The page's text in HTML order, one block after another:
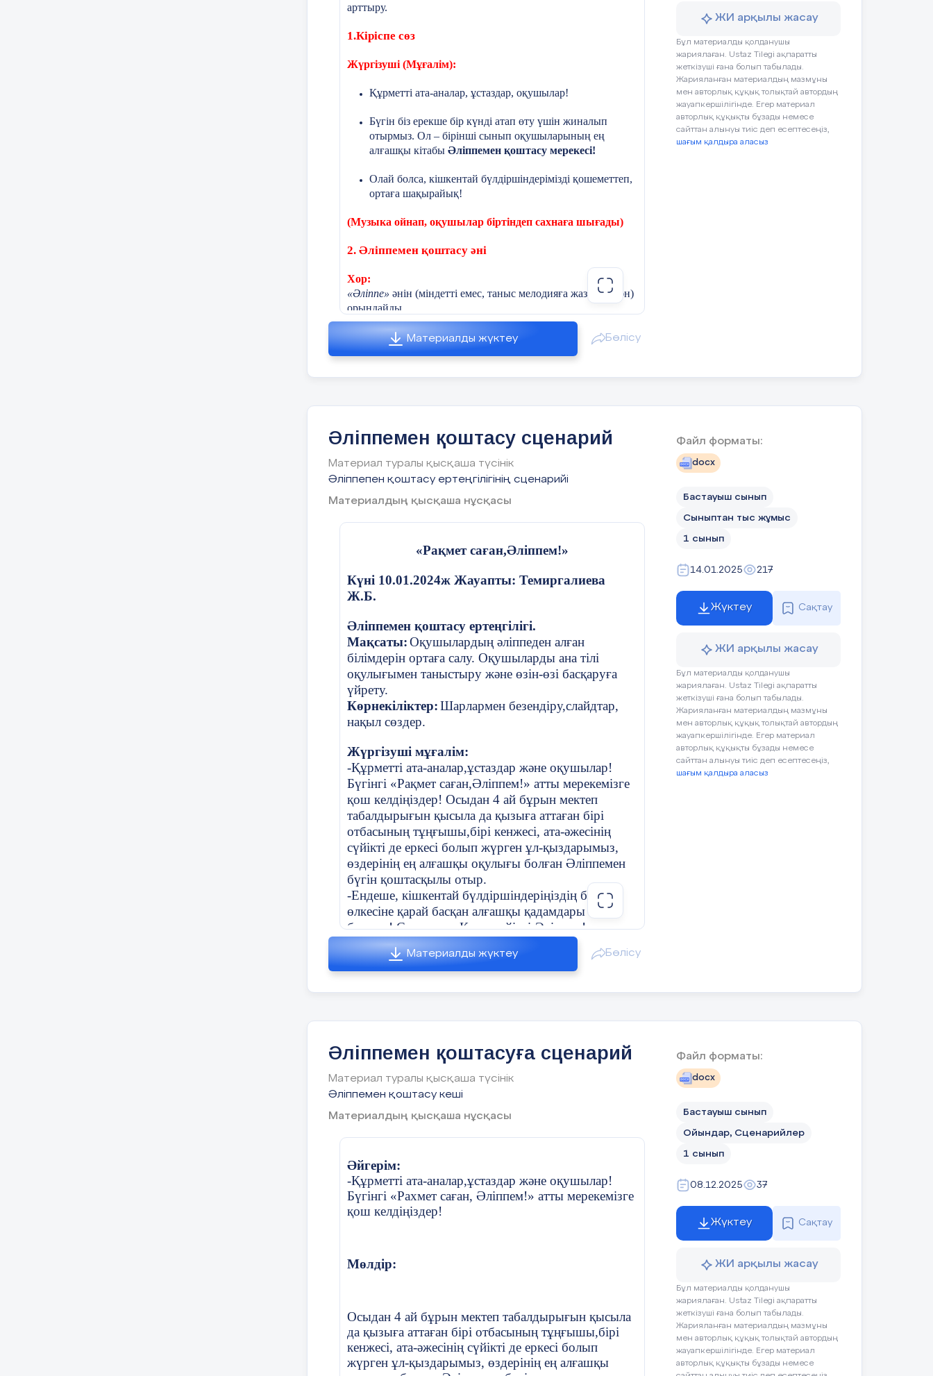
арттыру.
1.Кіріспе сөз
Жүргізуші (Мұғалім):
Құрметті ата-аналар, ұстаздар, оқушылар!
Бүгін біз ерекше бір күнді атап өту үшін жиналып
отырмыз. Ол – бірінші сынып оқушыларының ең
алғашқы кітабы Әліппемен қоштасу мерекесі!
Олай болса, кішкентай бүлдіршіндерімізді қошеметтеп,
ортаға шақырайық!
(Музыка ойнап, оқушылар біртіндеп сахнаға шығады)
2. Әліппемен қоштасу әні
Хор:
«Әліппе» әнін (міндетті емес, таныс мелодияға жазылған ән)
орындайды.
3. Сахналық көрініс: «Әліппенің сырлары»
Ана тілі
Балалар (3-4 бала – әріптер мен сөздерге арналған
диалогтармен).
Мен сендерді таныстырдым әріптермен,
Әріптерден сөз құрап, әңгіме оқытып.
Енді сендерге тапсырдым, келесі досым – Ана тіліне.
(Ана тілі сахнаға шығады.)
Ана тілі:
Балалар, енді мен сендермен бірге боламын,
Әліппеден үйренгендеріңді әрі қарай жалғастырамыз.
Бала 1:
Әліппе, саған мың алғыс!
Бала 2:
Ана тілі, сен де бізге қызықты бол!
Әліппе мен Ана тілі бірге:
Білім жолында тек биіктерге ұмтылыңдар!
4. Би: "Балдырғандар биі"
(Оқушылар қазақша ырғақты би билейді.)
5. Шығармашылық тапсырма: Әріптер әлемі
(Балалар әр әріпке байланысты қысқа өлеңдер оқиды
немесе сөз құрайды.)
А: Айдай аппақ, күндей жарық,
Әдептілік – әрқашан,
Әсем өмір бастауы.
(Әр бала өз әрпіне байланысты сөздер айтып, сөздерді
құрастырады.)
6. Ана туралы өлең және ән
Балалар, сендердің әліппені меңгеру жолындағы ең
үлкен көмекшілерің кім болды?
Балалар:
Материалды жүктеу Бөлісу
ЖИ арқылы жасау
Бұл материалды қолданушы
жариялаған. Ustaz Tilegi ақпаратты
жеткізуші ғана болып табылады.
Жарияланған материалдың мазмұны
мен авторлық құқық толықтай автордың
жауапкершілігінде. Егер материал
авторлық құқықты бұзады немесе
сайттан алынуы тиіс деп есептесеңіз,
шағым қалдыра аласыз
Әліппемен қоштасу сценарий
Материал туралы қысқаша түсінік
Әліппепен қоштасу ертеңгілігінің сценарийі
Материалдың қысқаша нұсқасы
«Рақмет саған,Әліппем!»
Күні 10.01.2024ж Жауапты: Темиргалиева
Ж.Б.
Әліппемен қоштасу ертеңгілігі.
Мақсаты:Оқушылардың әліппеден алған
білімдерін ортаға салу. Оқушыларды ана тілі
оқулығымен таныстыру және өзін-өзі басқаруға
үйрету.
Көрнекіліктер:Шарлармен безендіру,слайдтар,
нақыл сөздер.
Жүргізуші мұғалім:
-Құрметті ата-аналар,ұстаздар және оқушылар!
Бүгінгі «Рақмет саған,Әліппем!» атты мерекемізге
қош келдіңіздер! Осыдан 4 ай бұрын мектеп
табалдырығын қысыла да қызыға аттаған бірі
отбасының тұңғышы,бірі кенжесі, ата-әжесінің
сүйікті де еркесі болып жүрген ұл-қыздарымыз,
өздерінің ең алғашқы оқулығы болған Әліппемен
бүгін қоштасқылы отыр.
-Ендеше, кішкентай бүлдіршіндеріңіздің білім
өлкесіне қарай басқан алғашқы қадамдары құтты
болсын! Сонымен «Қош, сүйікті Әліппем!» атты
ертеңгілігіміздің кейіпкерлерін 1 «А» сынып
оқушыларына қол соғып, қошемет көрсетейік.
Білімдегі жарық не ?
Оқушылар: Ол сүйікті Әліппе!
Мұғалім: Олай болса,бәрімізге ең қымбат
Мұғалім:
жатыр екен? Қане тағы бір шақырып көрейікші!
(Әліппе, әріп дыбыс үшеуі кіріп айналып өтеді.
Жалмауыз кемпір арттарынан еріп әліппені
Сахна сыртынан әліппенің дауысы
Құтқарыңдар мені
Әріп:
Амансыңдар ма балалар! Біз әліппемен
бірге сендерге қонаққа келе жатқан едік,
алдымыздан мыстан кемпір атып шығып
әліппемізді ұрлап алды!
Материалды жүктеу Бөлісу
Файл форматы:
docx
Бастауыш сынып
Сыныптан тыс жұмыс
1 сынып
14.01.2025 217
Жүктеу Сақтау
ЖИ арқылы жасау
Бұл материалды қолданушы
жариялаған. Ustaz Tilegi ақпаратты
жеткізуші ғана болып табылады.
Жарияланған материалдың мазмұны
мен авторлық құқық толықтай автордың
жауапкершілігінде. Егер материал
авторлық құқықты бұзады немесе
сайттан алынуы тиіс деп есептесеңіз,
шағым қалдыра аласыз
Әліппемен қоштасуға сценарий
Материал туралы қысқаша түсінік
Әліппемен қоштасу кеші
Материалдың қысқаша нұсқасы
Әйгерім:
-Құрметті ата-аналар,ұстаздар және оқушылар!
Бүгінгі «Рахмет саған, Әліппем!» атты мерекемізге
қош келдіңіздер!
Мөлдір:
Осыдан 4 ай бұрын мектеп табалдырығын қысыла
да қызыға аттаған бірі отбасының тұңғышы,бірі
кенжесі, ата-әжесінің сүйікті де еркесі болып
жүрген ұл-қыздарымыз, өздерінің ең алғашқы
Файл форматы:
docx
Бастауыш сынып
Ойындар, Сценарийлер
1 сынып
08.12.2025 37
Жүктеу Сақтау
ЖИ арқылы жасау
Бұл материалды қолданушы
жариялаған. Ustaz Tilegi ақпаратты
жеткізуші ғана болып табылады.
Жарияланған материалдың мазмұны
мен авторлық құқық толықтай автордың
жауапкершілігінде. Егер материал
авторлық құқықты бұзады немесе